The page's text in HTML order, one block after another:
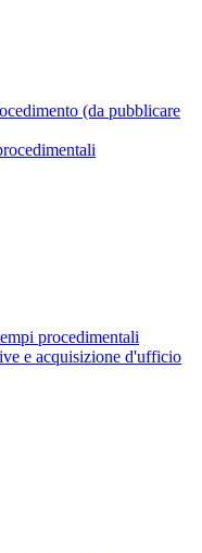
(da pubblicare
procedimentali
e acquisizione d'ufficio